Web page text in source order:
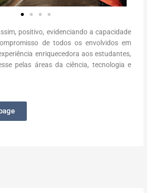
positivo, evidenciando a capacidade
de todos os envolvidos em
enriquecedora aos estudantes,
pelas áreas da ciência, tecnologia e